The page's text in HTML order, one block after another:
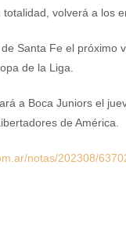
totalidad, volverá a
Santa Fe el
de la Liga.
a Boca Juniors el
de América.
notas/202308/